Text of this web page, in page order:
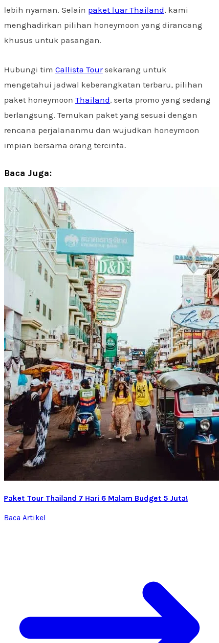
lebih nyaman. Selain paket luar Thailand, kami
menghadirkan pilihan honeymoon yang dirancang
khusus untuk pasangan.
Hubungi tim Callista Toursekarang untuk
mengetahui jadwal keberangkatan terbaru, pilihan
paket honeymoon Thailand, serta promo yang sedang
berlangsung. Temukan paket yang sesuai dengan
rencana perjalananmu dan wujudkan honeymoon
impian bersama orang tercinta.
Baca Juga:
Paket Tour Thailand 7 Hari 6 Malam Budget 5 Juta!
Baca Artikel